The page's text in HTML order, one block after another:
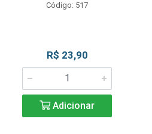
Código: 517
R$ 23,90
Adicionar